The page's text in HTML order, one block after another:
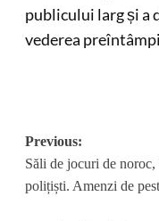
publicului larg și a
vederea
Post
navigation
Previous:
Săli de jocuri de
polițiști. Amenzi de